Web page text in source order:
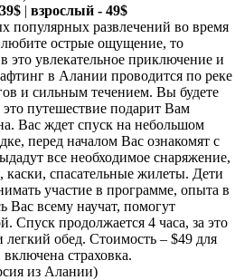
| взрослый - 49$
популярных развлечений во время
острые ощущение, то
это увлекательное приключение и
в Алании проводится по реке
и сильным течением. Вы будете
путешествие подарит Вам
Вас ждет спуск на небольшом
перед началом Вас ознакомят с
все необходимое снаряжение,
каски, спасательные жилеты. Дети
участие в программе, опыта в
Вас всему научат, помогут
Спуск продолжается 4 часа, за это
легкий обед. Стоимость – $49 для
страховка.
из Алании)